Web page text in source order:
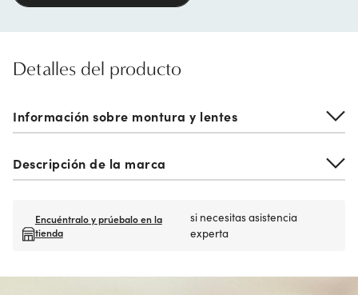
Detalles del producto
Información sobre montura y lentes
Descripción de la marca
Encuéntralo y prúebalo en la
tienda
si necesitas asistencia
experta